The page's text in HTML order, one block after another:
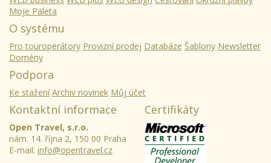
Moje Paleta
O systému
Pro touroperátory Provizní prodej Databáze Šablony Newsletter
Domény
Podpora
Ke stažení Archiv novinek Můj účet
Kontaktní informace
Open Travel, s.r.o.
nám. 14. října 2, 150 00 Praha
E-mail: info@opentravel.cz
Certifikáty